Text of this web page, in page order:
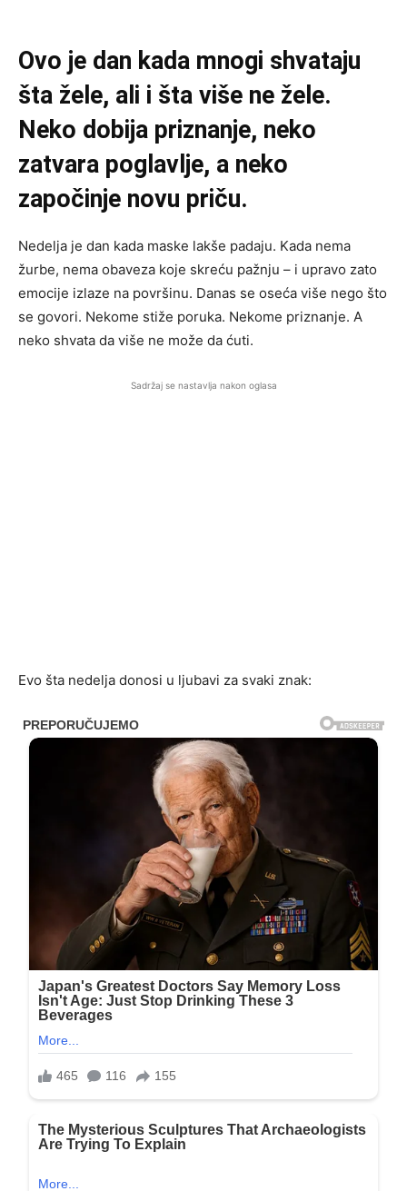
Ovo je dan kada mnogi shvataju
šta žele, ali i šta više ne žele.
Neko dobija priznanje, neko
zatvara poglavlje, a neko
započinje novu priču.
Nedelja je dan kada maske lakše padaju. Kada nema
žurbe, nema obaveza koje skreću pažnju – i upravo zato
emocije izlaze na površinu. Danas se oseća više nego što
se govori. Nekome stiže poruka. Nekome priznanje. A
neko shvata da više ne može da ćuti.
Sadržaj se nastavlja nakon oglasa
Evo šta nedelja donosi u ljubavi za svaki znak: